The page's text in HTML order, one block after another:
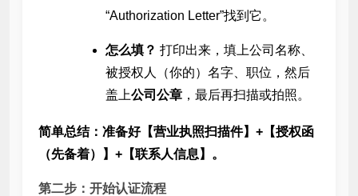
“Authorization Letter”找到它。
怎么填？ 打印出来，填上公司名称、
被授权人（你的）名字、职位，然后
盖上公司公章 ，最后再扫描或拍照。
简单总结：准备好【营业执照扫描件】+【授权函
（先备着）】+【联系人信息】。
第二步：开始认证流程